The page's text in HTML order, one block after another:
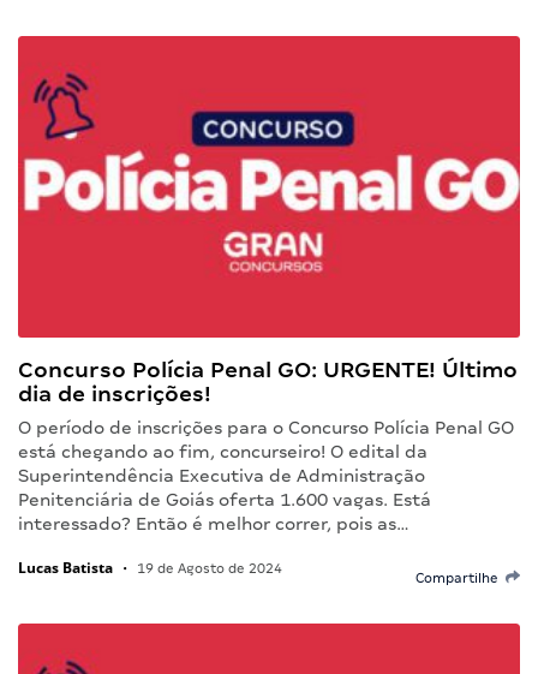
Concurso Polícia Penal GO: URGENTE! Último
dia de inscrições!
O período de inscrições para o Concurso Polícia Penal GO
está chegando ao fim, concurseiro! O edital da
Superintendência Executiva de Administração
Penitenciária de Goiás oferta 1.600 vagas. Está
interessado? Então é melhor correr, pois as…
Lucas Batista • 19 de Agosto de 2024
Compartilhe